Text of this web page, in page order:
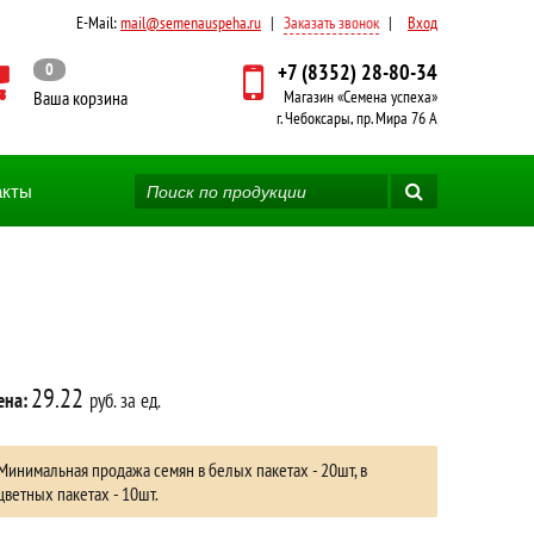
E-Mail:mail@semenauspeha.ru | Заказать звонок | Вход
0
Ваша корзина
+7 (8352) 28-80-34
Магазин «Семена успеха»
г. Чебоксары, пр. Мира 76 А
29.22 руб. за ед.
продажа семян в белых пакетах - 20шт, в
пакетах - 10шт.